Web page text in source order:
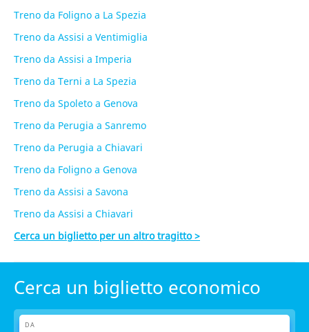
Treno da Foligno a La Spezia
Treno da Assisi a Ventimiglia
Treno da Assisi a Imperia
Treno da Terni a La Spezia
Treno da Spoleto a Genova
Treno da Perugia a Sanremo
Treno da Perugia a Chiavari
Treno da Foligno a Genova
Treno da Assisi a Savona
Treno da Assisi a Chiavari
Cerca un biglietto per un altro tragitto >
Cerca un biglietto economico
DA